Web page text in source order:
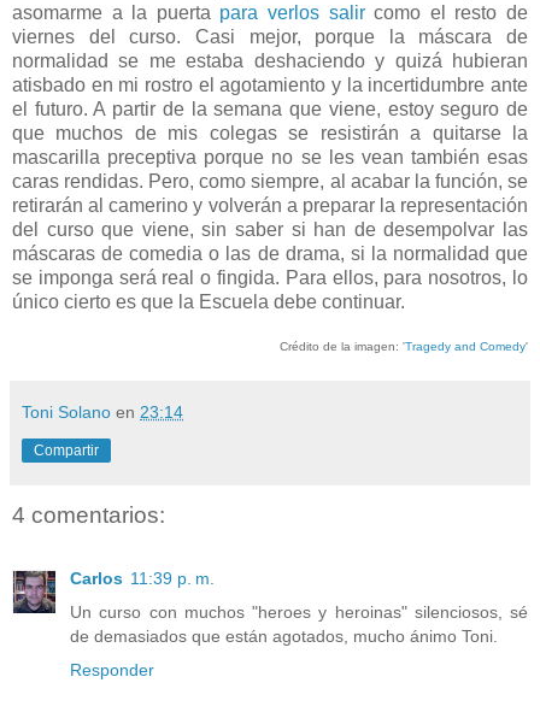
asomarme a la puerta para verlos salircomo el resto de
viernes del curso. Casi mejor, porque la máscara de
normalidad se me estaba deshaciendo y quizá hubieran
atisbado en mi rostro el agotamiento y la incertidumbre ante
el futuro. A partir de la semana que viene, estoy seguro de
que muchos de mis colegas se resistirán a quitarse la
mascarilla preceptiva porque no se les vean también esas
caras rendidas. Pero, como siempre, al acabar la función, se
retirarán al camerino y volverán a preparar la representación
del curso que viene, sin saber si han de desempolvar las
máscaras de comedia o las de drama, si la normalidad que
se imponga será real o fingida. Para ellos, para nosotros, lo
único cierto es que la Escuela debe continuar.
Crédito de la imagen: 'Tragedy and Comedy'
Toni Solano en 23:14
Compartir
4 comentarios:
Carlos 11:39 p. m.
Un curso con muchos "heroes y heroinas" silenciosos, sé
de demasiados que están agotados, mucho ánimo Toni.
Responder